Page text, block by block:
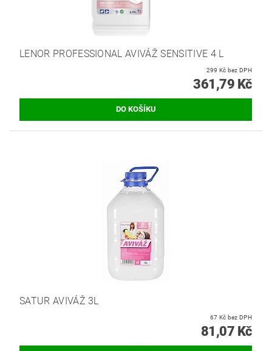
LENOR PROFESSIONAL AVIVÁŽ SENSITIVE 4 L
299 Kč bez DPH
361,79 Kč
SATUR AVIVÁŽ 3L
67 Kč bez DPH
81,07 Kč